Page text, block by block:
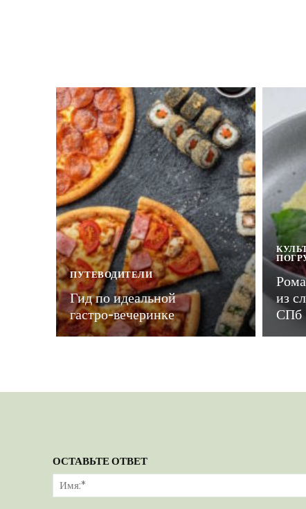
ПУТЕВОДИТЕЛИ
Гид по идеальной
гастро-вечеринке
из
СПб
ОСТАВЬТЕ ОТВЕТ